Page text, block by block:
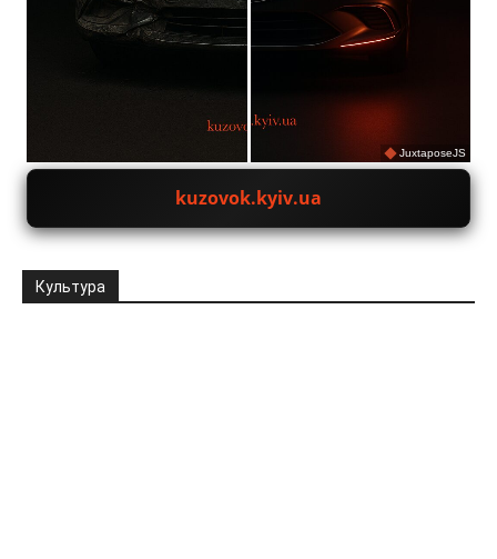
JuxtaposeJS
kuzovok.kyiv.ua
Культура